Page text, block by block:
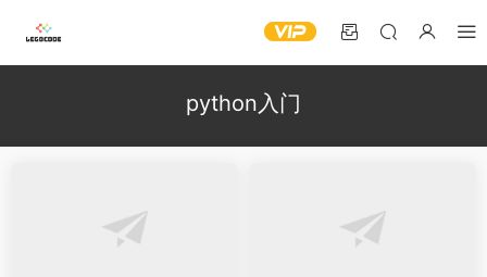
python入门